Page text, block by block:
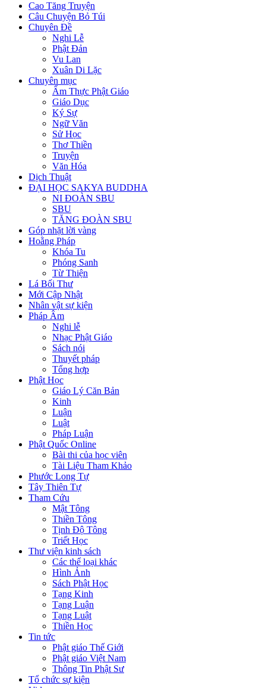
Cao Tăng Truyện
Câu Chuyện Bỏ Túi
Chuyên Đề
Nghi Lễ
Phật Đản
Vu Lan
Xuân Di Lặc
Chuyên mục
Ẩm Thực Phật Giáo
Giáo Dục
Ký Sự
Ngữ Văn
Sử Học
Thơ Thiền
Truyện
Văn Hóa
Dịch Thuật
ĐẠI HỌC SAKYA BUDDHA
NI ĐOÀN SBU
SBU
TĂNG ĐOÀN SBU
Góp nhặt lời vàng
Hoằng Pháp
Khóa Tu
Phóng Sanh
Từ Thiện
Lá Bối Thư
Mới Cập Nhật
Nhân vật sự kiện
Pháp Âm
Nghi lễ
Nhạc Phật Giáo
Sách nói
Thuyết pháp
Tổng hợp
Phật Học
Giáo Lý Căn Bản
Kinh
Luận
Luật
Pháp Luận
Phật Quốc Online
Bài thi của học viên
Tài Liệu Tham Khảo
Phước Long Tự
Tây Thiên Tự
Tham Cứu
Mật Tông
Thiền Tông
Tịnh Độ Tông
Triết Học
Thư viện kinh sách
Các thể loại khác
Hình Ảnh
Sách Phật Học
Tạng Kinh
Tạng Luận
Tạng Luật
Thiền Học
Tin tức
Phật giáo Thế Giới
Phật giáo Việt Nam
Thông Tin Phật Sư
Tổ chức sự kiện